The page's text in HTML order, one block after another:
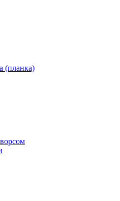
(планка)